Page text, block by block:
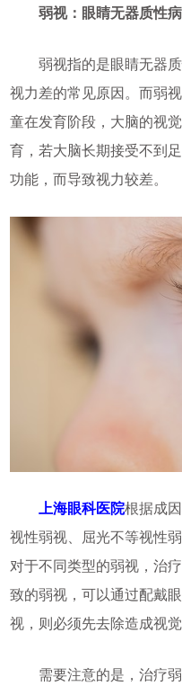
弱视：眼睛无器质性病
弱视指的是眼睛无器质
视力差的常见原因。而弱
童在发育阶段，大脑的视
育，若大脑长期接受不到
功能，而导致视力较差。
上海眼科医院根据成
视性弱视、屈光不等视性
对于不同类型的弱视，治
致的弱视，可以通过配戴
视，则必须先去除造成视觉
需要注意的是，治疗弱